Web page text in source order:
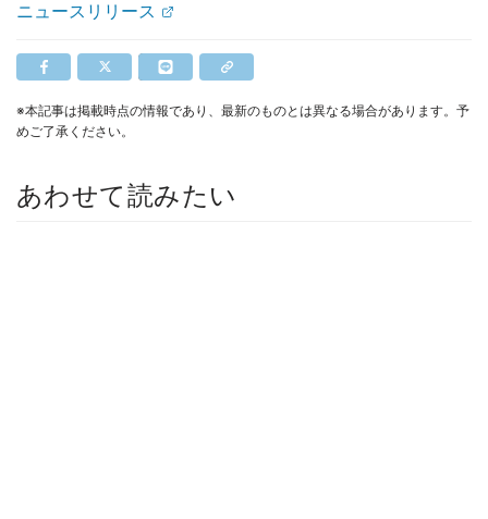
ニュースリリース
※本記事は掲載時点の情報であり、最新のものとは異なる場合があります。予
めご了承ください。
あわせて読みたい